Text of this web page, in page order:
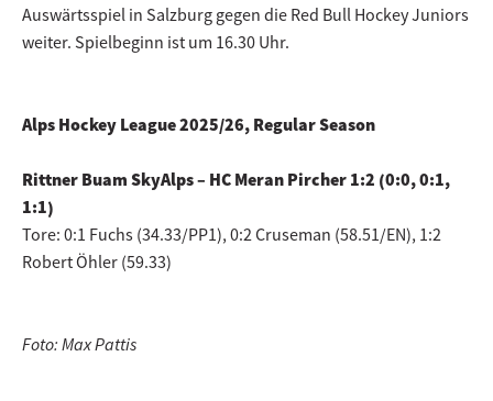
Auswärtsspiel in Salzburg gegen die Red Bull Hockey Juniors
weiter. Spielbeginn ist um 16.30 Uhr.
Alps Hockey League 2025/26, Regular Season
Rittner Buam SkyAlps – HC Meran Pircher 1:2 (0:0, 0:1,
1:1)
Tore: 0:1 Fuchs (34.33/PP1), 0:2 Cruseman (58.51/EN), 1:2
Robert Öhler (59.33)
Foto: Max Pattis